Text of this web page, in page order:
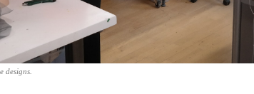
designs.